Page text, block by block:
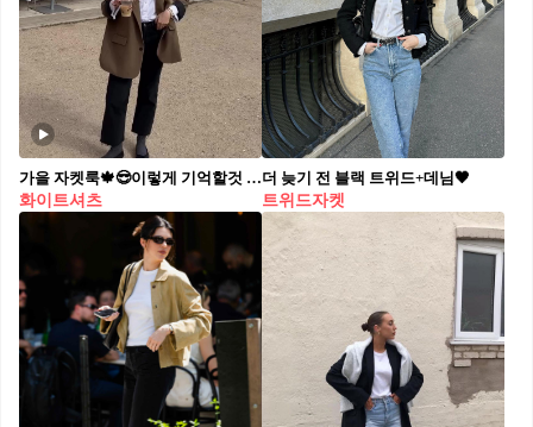
가을 자켓룩🍁😎이렇게 기억할것 브라운 자켓 + 슬랙스 + 플랫슈즈🤎🖤@베스트조합
화이트셔츠
더 늦기 전 블랙 트위드+데님🖤
트위드자켓